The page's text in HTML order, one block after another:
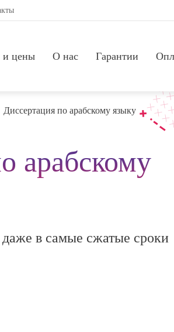
и цены О нас Гарантии
Диссертация по арабскому языку
арабскому
в самые сжатые сроки